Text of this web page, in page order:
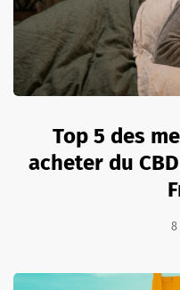
Top 5 des
acheter du
8